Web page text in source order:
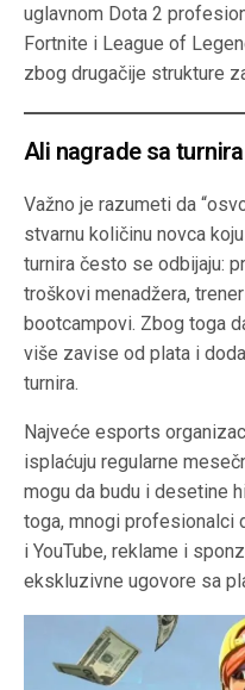
uglavnom Dota 2
Fortnite i League of
zbog drugačije strukture
Ali nagrade sa
Važno je razumeti da
stvarnu količinu novca
turnira često se odbijaju:
troškovi menadžera,
bootcampovi. Zbog toga
više zavise od plata i
turnira.
Najveće esports
isplaćuju regularne
mogu da budu i desetine
toga, mnogi profesionalci
i YouTube, reklame i
ekskluzivne ugovore sa